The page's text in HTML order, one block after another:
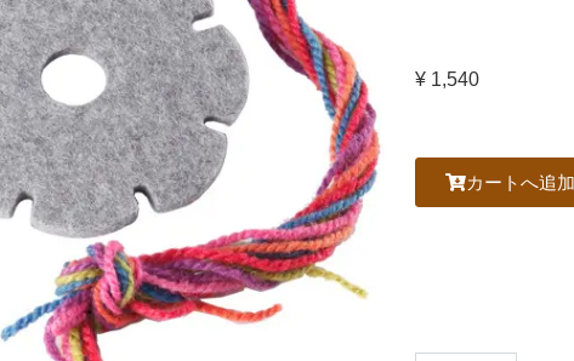
¥ 1,540
カートへ追加